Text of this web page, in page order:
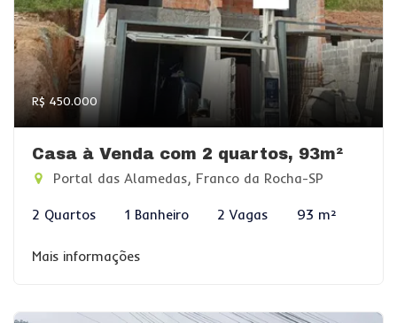
R$ 450.000
Casa à Venda com 2 quartos, 93m²
Portal das Alamedas, Franco da Rocha-SP
2 Quartos 1 Banheiro 2 Vagas 93 m²
Mais informações